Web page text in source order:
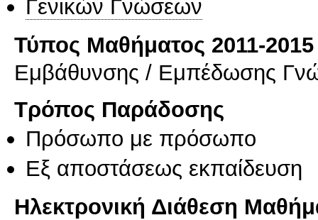
Γενικών Γνώσεων
Τύπος Μαθήματος 2011-2015
Εμβάθυνσης / Εμπέδωσης
Τρόπος Παράδοσης
Πρόσωπο με πρόσωπο
Eξ απoστάσεως εκπαίδευση
Ηλεκτρονική Διάθεση